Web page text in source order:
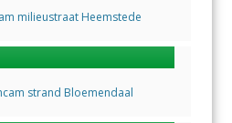
milieustraat Heemstede
strand Bloemendaal